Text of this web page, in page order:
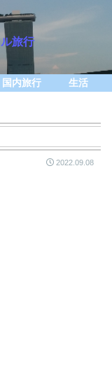
旅行
国内旅行 生活
2022.09.08